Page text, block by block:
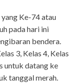
Ke-74 atau
pada hari ini
bendera.
3, Kelas 4, Kelas
untuk datang ke
tanggal merah.